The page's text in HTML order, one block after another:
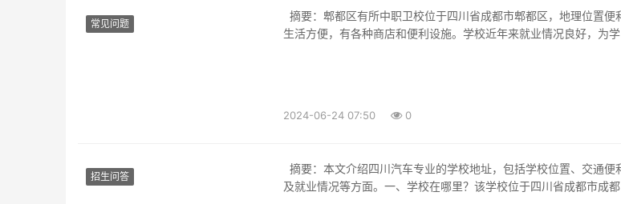
常见问题
生活方便，有各种商店和便利设施。学校近年来就业情况良好，为学
2024-06-24 07:50 0
招生问答
及就业情况等方面。一、学校在哪里？该学校位于四川省成都市成都